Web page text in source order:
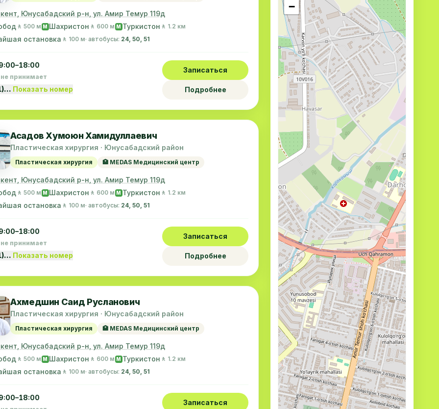
Юнусабадский р-н, ул. Амир Темур 119д
🚶 500 м M Шахристон 🚶 600 м M Туркистон 🚶 1.2 км
остановка 🚶 100 м· автобусы: 24, 50, 51
принимает
Показать номер
Записаться
Подробнее
Асадов Хумоюн Хамидуллаевич
Пластическая хирургия · Юнусабадский район
Пластическая хирургия 🏥 MEDAS Медицинский центр
Юнусабадский р-н, ул. Амир Темур 119д
🚶 500 м M Шахристон 🚶 600 м M Туркистон 🚶 1.2 км
остановка 🚶 100 м· автобусы: 24, 50, 51
принимает
Показать номер
Записаться
Подробнее
Ахмедшин Саид Русланович
Пластическая хирургия · Юнусабадский район
Пластическая хирургия 🏥 MEDAS Медицинский центр
Юнусабадский р-н, ул. Амир Темур 119д
🚶 500 м M Шахристон 🚶 600 м M Туркистон 🚶 1.2 км
остановка 🚶 100 м· автобусы: 24, 50, 51
Записаться
−